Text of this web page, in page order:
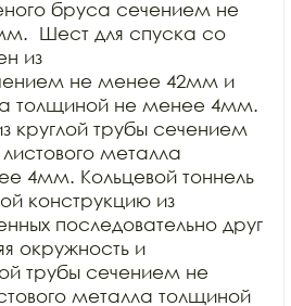
бруса сечением не
Шест для спуска со
из
не менее 42мм и
толщиной не менее 4мм.
круглой трубы сечением
металла
4мм. Кольцевой тоннель
конструкцию из
последовательно друг
окружность и
трубы сечением не
металла толщиной